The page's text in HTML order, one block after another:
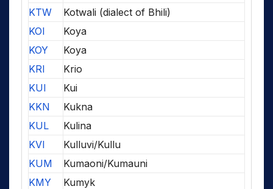
KTW
Kotwali (dialect of Bhili)
KOI
Koya
KOY
Koya
KRI
Krio
KUI
Kui
KKN
Kukna
KUL
Kulina
KVI
Kulluvi/Kullu
KUM
Kumaoni/Kumauni
KMY
Kumyk